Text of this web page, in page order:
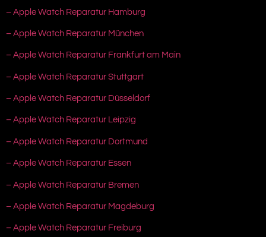
– Apple Watch Reparatur Hamburg
– Apple Watch Reparatur München
– Apple Watch Reparatur Frankfurt am Main
– Apple Watch Reparatur Stuttgart
– Apple Watch Reparatur Düsseldorf
– Apple Watch Reparatur Leipzig
– Apple Watch Reparatur Dortmund
– Apple Watch Reparatur Essen
– Apple Watch Reparatur Bremen
– Apple Watch Reparatur Magdeburg
– Apple Watch Reparatur Freiburg